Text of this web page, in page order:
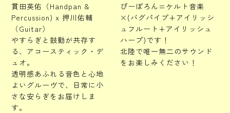
貫田英佑（Handpan &
Percussion) x 押川佑輔
（Guitar）
やすらぎと鼓動が共存す
る、アコースティック・デ
ュオ。
透明感あふれる音色と心地
よいグルーヴで、日常に小
さな安らぎをお届けしま
す。
ぴーぽろん=ケルト音楽
×(バグパイプ+アイリッシ
ュフルート+アイリッシュ
ハープ)です！
北陸で唯一無二のサウンド
をお楽しみください！